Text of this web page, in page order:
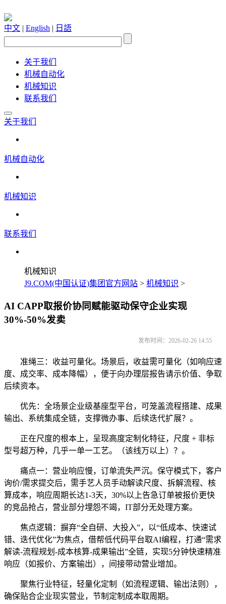
中文 | English | 日語
关于我们
机械自动化
机械知识
联系我们
关于我们
机械自动化
机械知识
联系我们
机械知识
J9.COM(中国认证)集团官方网站 > 机械知识 >
AI CAPP取报价协同赋能驱动保守企业实现
30%-50%发卖
发布时间：2026-02-26 14:55
准绳三：收益可量化。场景后，收益需可量化（如响应速
度、成交率、成本降幅），便于向办理层报告请示价值、争取
后续资本。
优先：全场景企业级基座型平台，可笼盖流程搭建、成果
输出、系统集成全链，支撑微办事、后续迭代扩展？。
正在尺度的根本上，呈现高度定制化特征，尺度 + 非标
型号超万种，几乎一单一工艺。（该线万以上）？。
痛点一：营业响应慢，订单流失严沉。保守模式下，客户
询价/需求提交后，需手艺人员手动解读尺度、拆解流程、核
算成本，响应周期长达1-3天，30%以上告急订单被报价更快
的竞品抢占，营业部分埋怨不竭，IT部分无处理方案。
焦点逻辑：摒弃“全自研、大投入”，以“低成本、快速试
错、迭代优化”为焦点，借帮低代码平台取AI编程，打通“需求
解读-流程规划-成本核算-成果输出”全链，实现5分钟快速精准
响应（如报价、方案输出），间接带动营业增加。
聚焦行业特征，轻量化定制（如流程逻辑、输出法则），
确保贴合企业现实营业，节制定制成本取周期。